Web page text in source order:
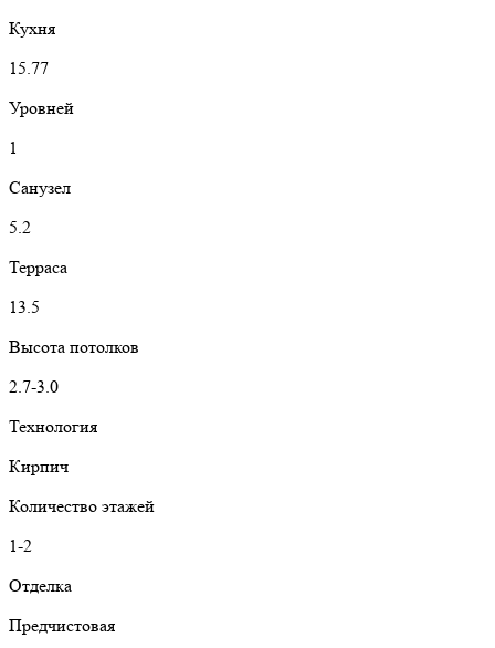
Кухня
15.77
Уровней
1
Санузел
5.2
Терраса
13.5
Высота потолков
2.7-3.0
Технология
Кирпич
Количество этажей
1-2
Отделка
Предчистовая